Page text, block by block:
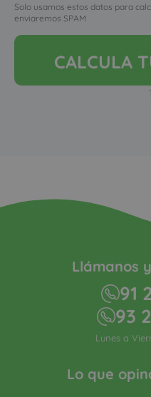
Solo usamos estos datos para
enviaremos SPAM
CALCULA
Lo que
Llámanos
91
93
Lunes a